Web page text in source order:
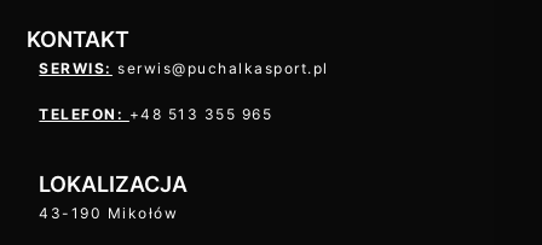
KONTAKT
SERWIS: serwis@puchalkasport.pl
TELEFON: +48 513 355 965
LOKALIZACJA
43-190 Mikołów